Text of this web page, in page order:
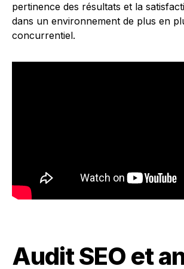
pertinence des résultats et la
dans un environnement de plus en
concurrentiel.
Audit SEO et